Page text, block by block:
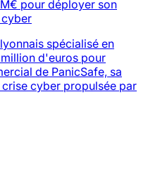
pour déployer son
spécialisé en
d'euros pour
de PanicSafe, sa
cyber propulsée par